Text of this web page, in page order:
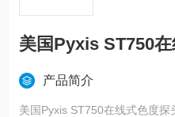
美国Pyxis ST750
产品简介
美国Pyxis ST750在线式色度探